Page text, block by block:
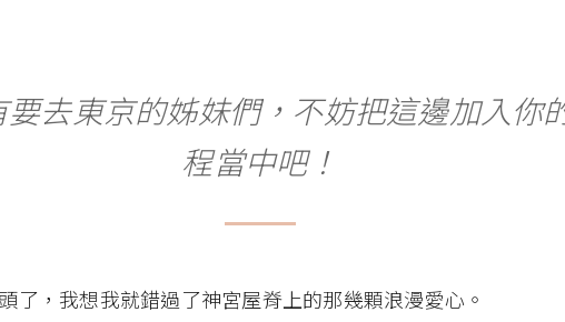
去東京的姊妹們，不妨把這邊加入你
程當中吧！
了，我想我就錯過了神宮屋脊上的那幾顆浪漫愛心。